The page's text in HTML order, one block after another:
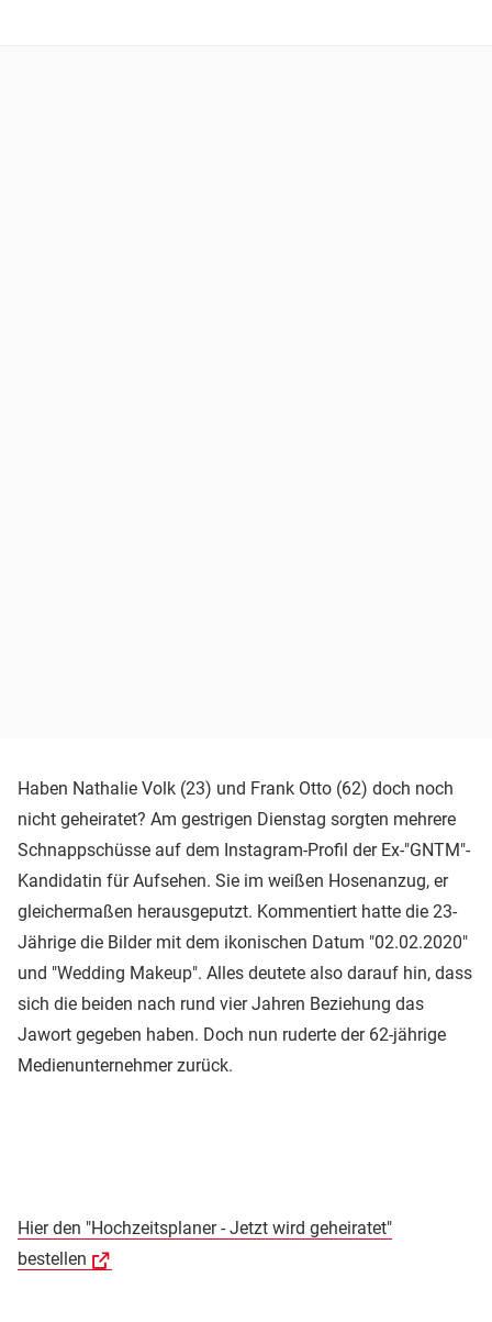
Haben Nathalie Volk (23) und Frank Otto (62) doch noch
nicht geheiratet? Am gestrigen Dienstag sorgten mehrere
Schnappschüsse auf dem Instagram-Profil der Ex-"GNTM"-
Kandidatin für Aufsehen. Sie im weißen Hosenanzug, er
gleichermaßen herausgeputzt. Kommentiert hatte die 23-
Jährige die Bilder mit dem ikonischen Datum "02.02.2020"
und "Wedding Makeup". Alles deutete also darauf hin, dass
sich die beiden nach rund vier Jahren Beziehung das
Jawort gegeben haben. Doch nun ruderte der 62-jährige
Medienunternehmer zurück.
Hier den "Hochzeitsplaner - Jetzt wird geheiratet"
bestellen